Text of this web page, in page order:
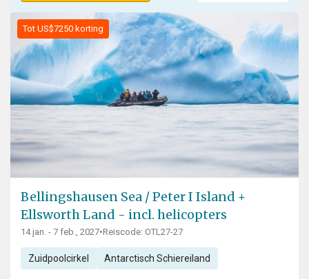
Tot US$7250 korting
Bellingshausen Sea / Peter I Island +
Ellsworth Land - incl. helicopters
14 jan. - 7 feb., 2027•Reiscode: OTL27-27
Zuidpoolcirkel Antarctisch Schiereiland